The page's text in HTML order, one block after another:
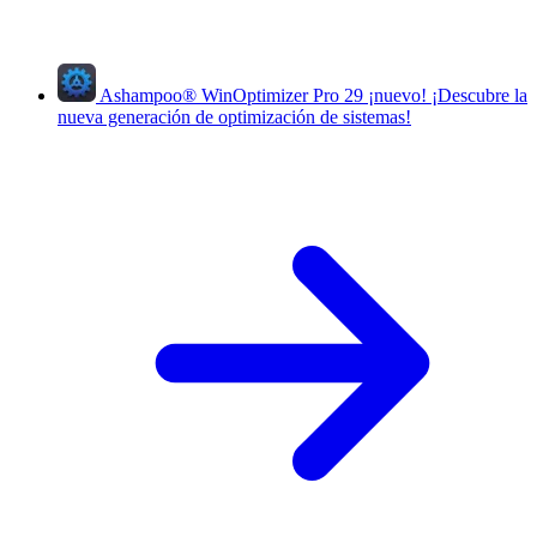
Ashampoo® WinOptimizer Pro 29 ¡nuevo! ¡Descubre la
nueva generación de optimización de sistemas!